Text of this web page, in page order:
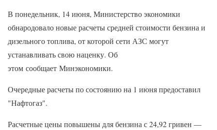
В понедельник, 14 июня, Министерство экономики
обнародовало новые расчеты средней стоимости бензина и
дизельного топлива, от которой сети АЗС могут
устанавливать свою наценку. Об
этом сообщает Минэкономики.
Очередные расчеты по состоянию на 1 июня предоставил
"Нафтогаз".
Расчетные цены повышены для бензина с 24,92 гривен —